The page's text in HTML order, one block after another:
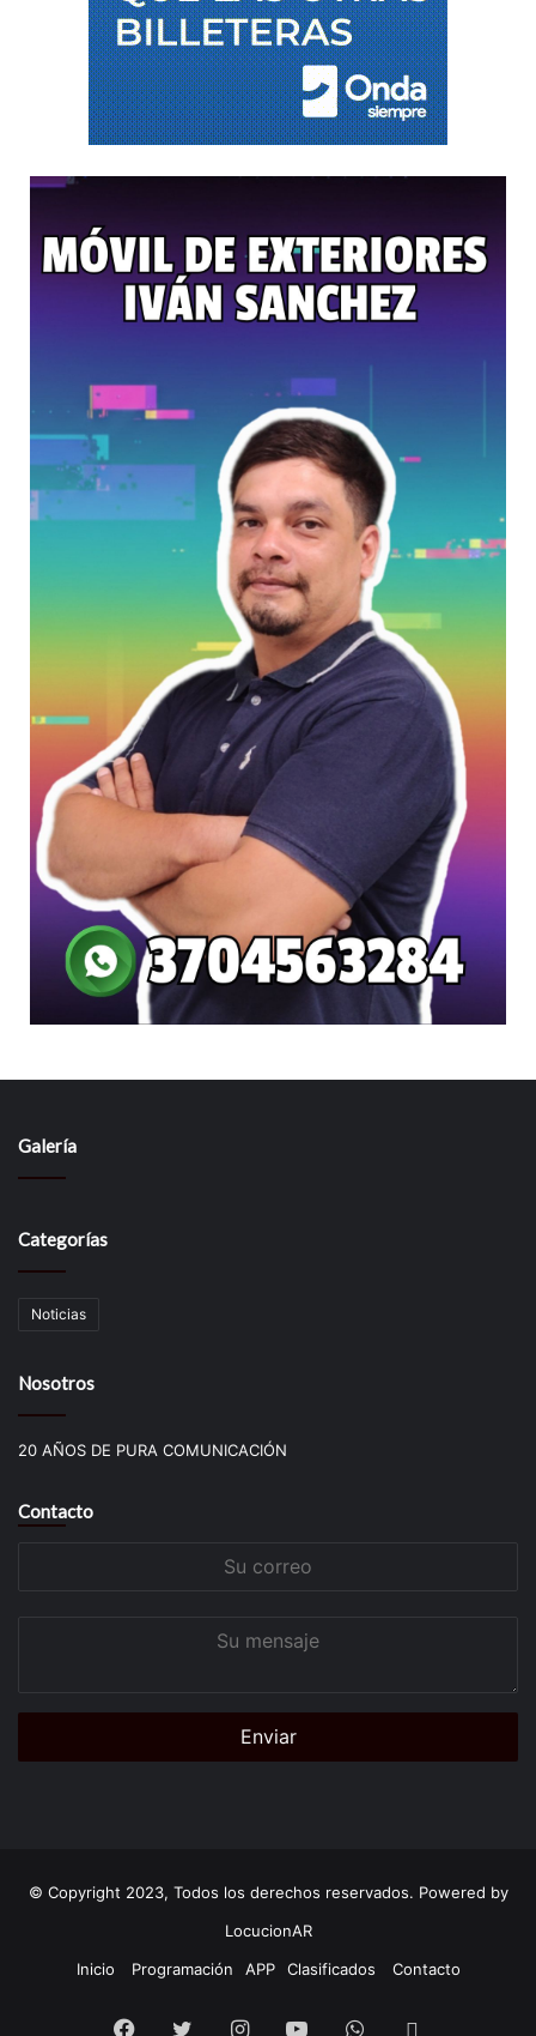
Galería
Categorías
Noticias
Nosotros
20 AÑOS DE PURA COMUNICACIÓN
Contacto
© Copyright 2023, Todos los derechos reservados. Powered by
LocucionAR
Inicio
Programación APP Clasificados Contacto
Facebook
TwitterInstagramYoutubeWhatsapp